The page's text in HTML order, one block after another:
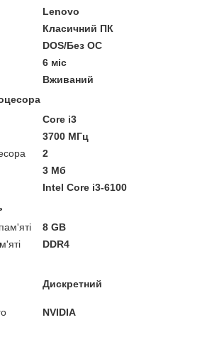
Lenovo
Класичний ПК
DOS/Без ОС
6 міс
Вживаний
Core i3
3700 МГц
2
3 Мб
Intel Core i3-6100
8 GB
DDR4
Дискретний
NVIDIA